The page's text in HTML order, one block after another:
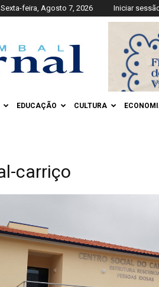
Sexta-feira, Agosto 7, 2026 Iniciar
EDUCAÇÃO CULTURA
carriço